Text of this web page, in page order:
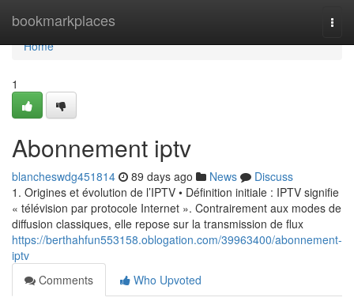
bookmarkplaces
Home
Home
1
Abonnement iptv
blancheswdg451814 89 days ago News
Discuss
1. Origines et évolution de l’IPTV • Définition initiale : IPTV signifie
« télévision par protocole Internet ». Contrairement aux modes de
diffusion classiques, elle repose sur la transmission de flux
https://berthahfun553158.oblogation.com/39963400/abonnement-
iptv
Comments
Who Upvoted